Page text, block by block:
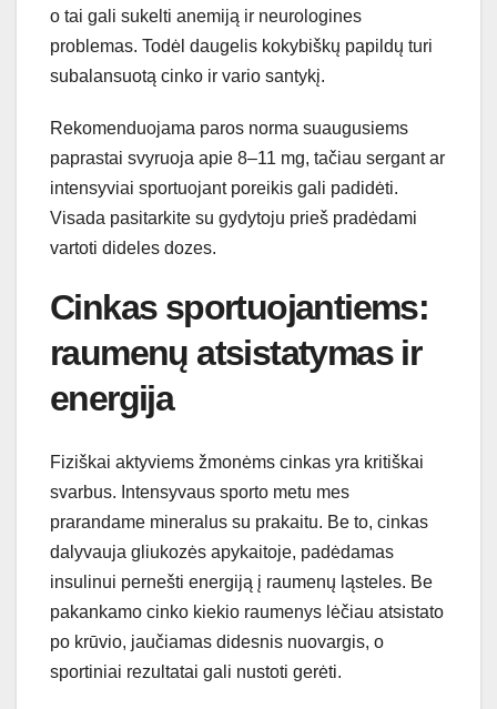
o tai gali sukelti anemiją ir neurologines
problemas. Todėl daugelis kokybiškų papildų turi
subalansuotą cinko ir vario santykį.
Rekomenduojama paros norma suaugusiems
paprastai svyruoja apie 8–11 mg, tačiau sergant ar
intensyviai sportuojant poreikis gali padidėti.
Visada pasitarkite su gydytoju prieš pradėdami
vartoti dideles dozes.
Cinkas sportuojantiems:
raumenų atsistatymas ir
energija
Fiziškai aktyviems žmonėms cinkas yra kritiškai
svarbus. Intensyvaus sporto metu mes
prarandame mineralus su prakaitu. Be to, cinkas
dalyvauja gliukozės apykaitoje, padėdamas
insulinui pernešti energiją į raumenų ląsteles. Be
pakankamo cinko kiekio raumenys lėčiau atsistato
po krūvio, jaučiamas didesnis nuovargis, o
sportiniai rezultatai gali nustoti gerėti.